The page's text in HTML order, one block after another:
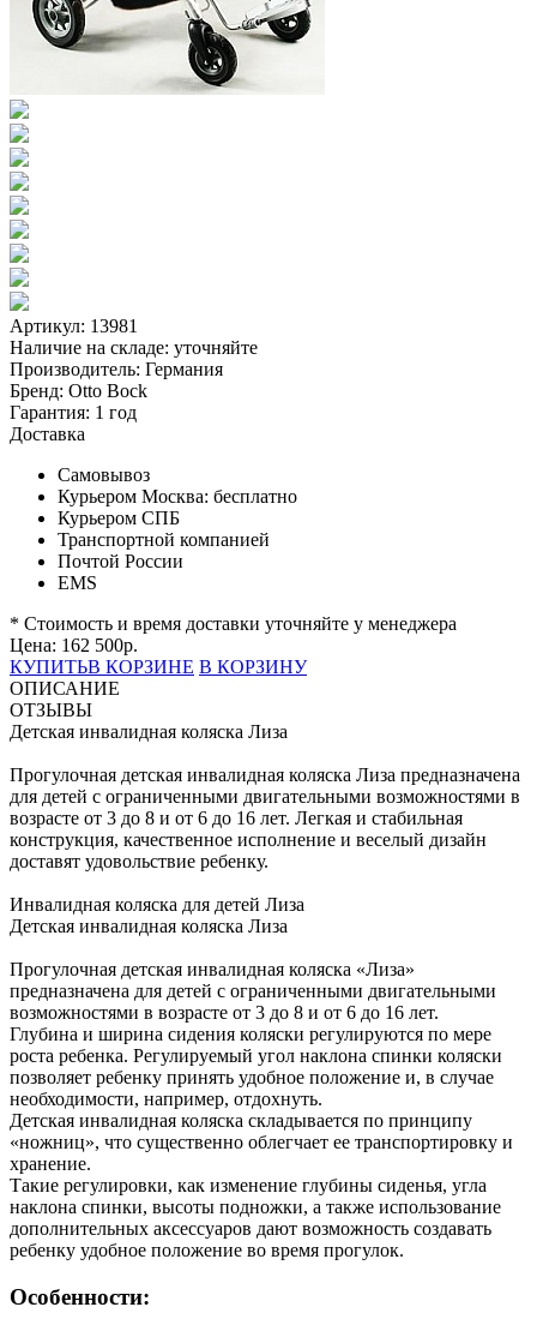
Артикул: 13981
Наличие на складе: уточняйте
Производитель: Германия
Бренд: Otto Bock
Гарантия: 1 год
Доставка
Самовывоз
Курьером Москва: бесплатно
Курьером СПБ
Транспортной компанией
Почтой России
EMS
* Стоимость и время доставки уточняйте у менеджера
Цена: 162 500р.
КУПИТЬВ КОРЗИНЕ В КОРЗИНУ
ОПИСАНИЕ
ОТЗЫВЫ
Детская инвалидная коляска Лиза
Прогулочная детская инвалидная коляска Лиза предназначена
для детей с ограниченными двигательными возможностями в
возрасте от 3 до 8 и от 6 до 16 лет. Легкая и стабильная
конструкция, качественное исполнение и веселый дизайн
доставят удовольствие ребенку.
Инвалидная коляска для детей Лиза
Детская инвалидная коляска Лиза
Прогулочная детская инвалидная коляска «Лиза»
предназначена для детей с ограниченными двигательными
возможностями в возрасте от 3 до 8 и от 6 до 16 лет.
Глубина и ширина сидения коляски регулируются по мере
роста ребенка. Регулируемый угол наклона спинки коляски
позволяет ребенку принять удобное положение и, в случае
необходимости, например, отдохнуть.
Детская инвалидная коляска складывается по принципу
«ножниц», что существенно облегчает ее транспортировку и
хранение.
Такие регулировки, как изменение глубины сиденья, угла
наклона спинки, высоты подножки, а также использование
дополнительных аксессуаров дают возможность создавать
ребенку удобное положение во время прогулок.
Особенности: